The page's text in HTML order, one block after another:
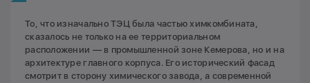
То, что изначально ТЭЦ была частью химкомбината,
сказалось не только на ее территориальном
расположении — в промышленной зоне Кемерова, но и на
архитектуре главного корпуса. Его исторический фасад
смотрит в сторону химического завода, а современной